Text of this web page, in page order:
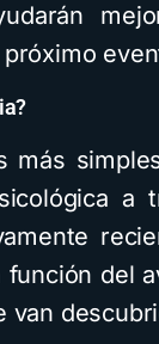
más
a
función del
van